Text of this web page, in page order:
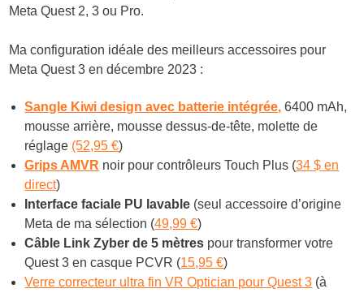
Meta Quest 2, 3 ou Pro.
Ma configuration idéale des meilleurs accessoires pour
Meta Quest 3 en décembre 2023 :
Sangle Kiwi design avec batterie intégrée, 6400 mAh,
mousse arrière, mousse dessus-de-tête, molette de
réglage (52,95 €)
Grips AMVR noir pour contrôleurs Touch Plus (34 $ en
direct)
Interface faciale PU lavable (seul accessoire d’origine
Meta de ma sélection (49,99 €)
Câble Link Zyber de 5 mètres pour transformer votre
Quest 3 en casque PCVR (15,95 €)
Verre correcteur ultra fin VR Optician pour Quest 3 (à